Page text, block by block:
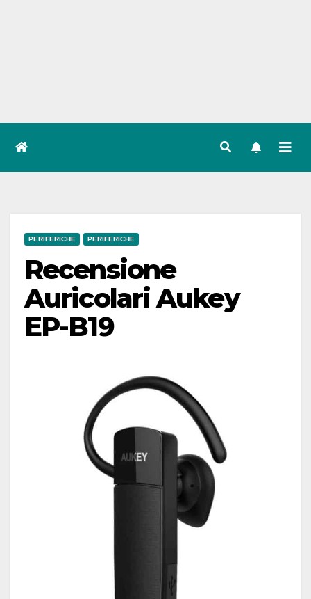
PERIFERICHE PERIFERICHE
Recensione
Auricolari Aukey
EP-B19